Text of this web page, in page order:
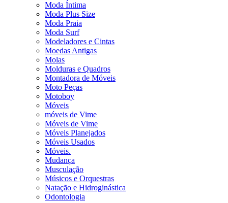
Moda Íntima
Moda Plus Size
Moda Praia
Moda Surf
Modeladores e Cintas
Moedas Antigas
Molas
Molduras e Quadros
Montadora de Móveis
Moto Peças
Motoboy
Móveis
móveis de Vime
Móveis de Vime
Móveis Planejados
Móveis Usados
Móveis.
Mudança
Musculação
Músicos e Orquestras
Natação e Hidroginástica
Odontologia